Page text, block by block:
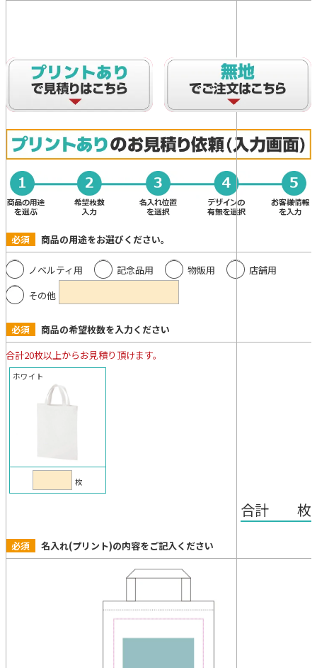
必須 商品の用途をお選びください。
ノベルティ用 記念品用 物販用
店舗用
その他
必須
商品の希望枚数を入力ください
合計20枚以上からお見積り頂けます。
ホワイト
枚
合計 枚
必須 名入れ(プリント)の内容をご記入ください